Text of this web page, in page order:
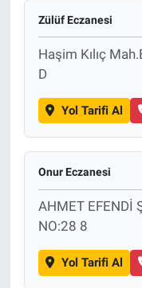
Zülüf Eczanesi
Haşim Kılıç
D
Yol Tarifi Al
Onur Eczanesi
AHMET EFENDİ
NO:28 8
Yol Tarifi Al